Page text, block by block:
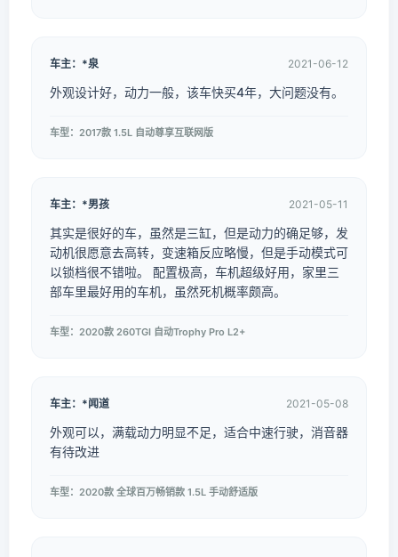
车主：*泉 2021-06-12
外观设计好，动力一般，该车快买4年，大问题没有。
车型：2017款 1.5L 自动尊享互联网版
车主：*男孩 2021-05-11
其实是很好的车，虽然是三缸，但是动力的确足够，发
动机很愿意去高转，变速箱反应略慢，但是手动模式可
以锁档很不错啦。 配置极高，车机超级好用，家里三
部车里最好用的车机，虽然死机概率颇高。
车型：2020款 260TGI 自动Trophy Pro L2+
车主：*闻道 2021-05-08
外观可以，满载动力明显不足，适合中速行驶，消音器
有待改进
车型：2020款 全球百万畅销款 1.5L 手动舒适版